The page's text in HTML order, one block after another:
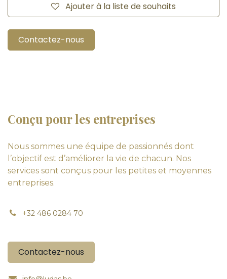
Ajouter à la liste de souhaits
Contactez-nous
Conçu pour les entreprises
Nous sommes une équipe de passionnés dont
l’objectif est d’améliorer la vie de chacun. Nos
services sont conçus pour les petites et moyennes
entreprises.
+32 486 0284 70
Contactez-nous